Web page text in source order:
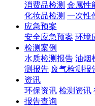
消费品检测 金属性
化妆品检测 一次性
应急预案
安全应急预案 环境
检测案例
水质检测报告 油烟
测报告 废气检测报
资讯
环保资讯 检测资讯
报告查询